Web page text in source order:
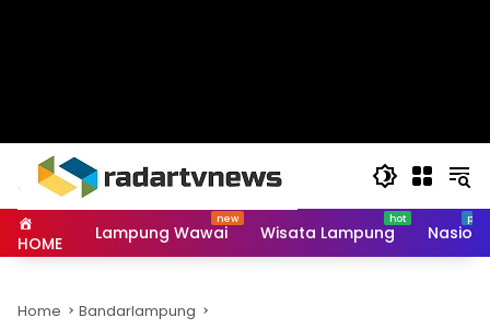
HOME Lampung Wawai Wisata Lampung
Home Bandarlampung